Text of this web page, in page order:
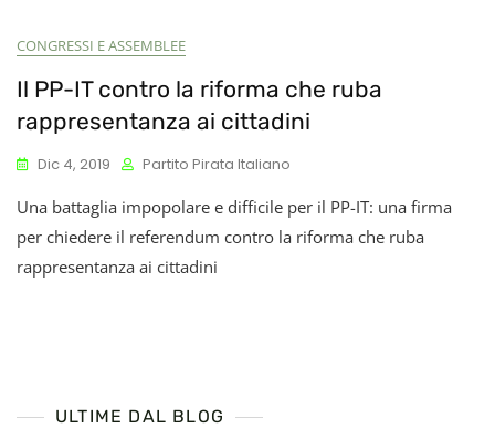
CONGRESSI E ASSEMBLEE
Il PP-IT contro la riforma che ruba
rappresentanza ai cittadini
Dic 4, 2019 Partito Pirata Italiano
Una battaglia impopolare e difficile per il PP-IT: una firma
per chiedere il referendum contro la riforma che ruba
rappresentanza ai cittadini
ULTIME DAL BLOG